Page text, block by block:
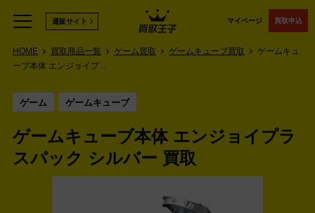
マイページ 買取申込
通販サイト
HOME 買取商品一覧 ゲーム買取 ゲームキューブ買取
ゲームキュ
ーブ本体 エンジョイプ...
ゲーム ゲームキューブ
ゲームキューブ本体 エンジョイプラ
スパック シルバー 買取